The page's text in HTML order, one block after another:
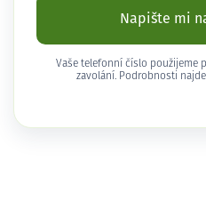
Napište mi
Vaše telefonní číslo použijeme
zavolání. Podrobnosti